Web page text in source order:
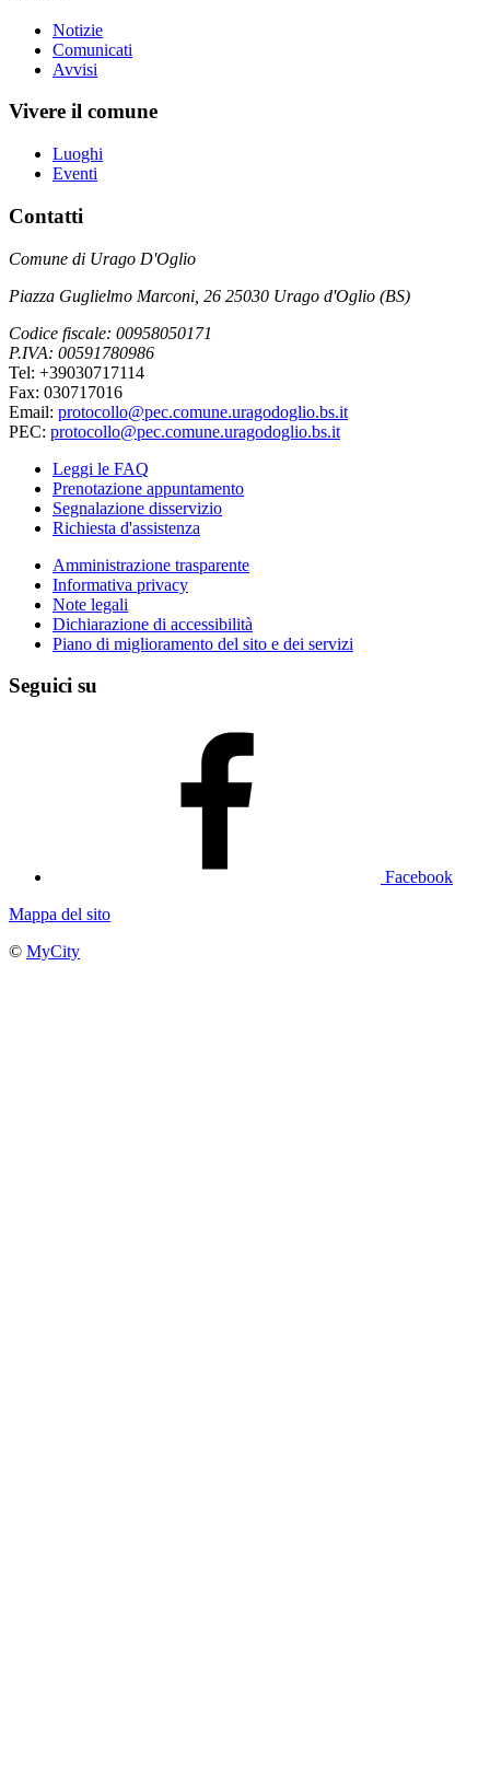
Notizie
Comunicati
Avvisi
Vivere il comune
Luoghi
Eventi
Contatti
Comune di Urago D'Oglio
Piazza Guglielmo Marconi, 26 25030 Urago d'Oglio (BS)
Codice fiscale: 00958050171
P.IVA: 00591780986
Tel: +39030717114
Fax: 030717016
Email: protocollo@pec.comune.uragodoglio.bs.it
PEC: protocollo@pec.comune.uragodoglio.bs.it
Leggi le FAQ
Prenotazione appuntamento
Segnalazione disservizio
Richiesta d'assistenza
Amministrazione trasparente
Informativa privacy
Note legali
Dichiarazione di accessibilità
Piano di miglioramento del sito e dei servizi
Seguici su
Facebook
Mappa del sito
© MyCity